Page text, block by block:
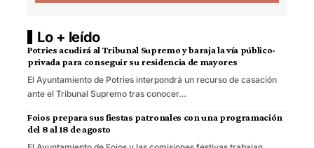
Lo + leído
Potries acudirá al Tribunal Supremo y baraja la vía público-
privada para conseguir su residencia de mayores
El Ayuntamiento de Potries interpondrá un recurso de casación
ante el Tribunal Supremo tras conocer…
Foios prepara sus fiestas patronales con una programación
del 8 al 18 de agosto